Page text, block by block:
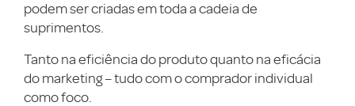
podem ser criadas em toda a cadeia de
suprimentos.
Tanto na eficiência do produto quanto na eficácia
do marketing – tudo com o comprador individual
como foco.